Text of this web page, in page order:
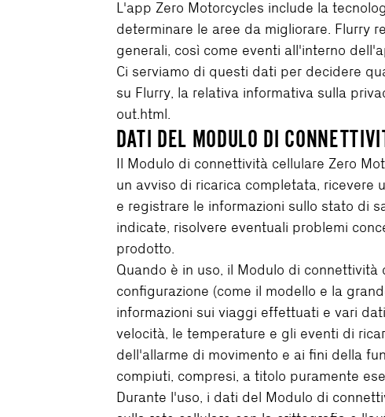
L'app Zero Motorcycles include la
determinare le aree da migliorare. Flurry
generali, così come eventi all'interno
Ci serviamo di questi dati per decidere
su Flurry, la relativa informativa sulla
out.html.
DATI DEL MODULO DI
Il Modulo di connettività cellulare Zero
un avviso di ricarica completata, ricevere
e registrare le informazioni sullo stato di
indicate, risolvere eventuali problemi
prodotto.
Quando è in uso, il Modulo di
configurazione (come il modello e la
informazioni sui viaggi effettuati e vari
velocità, le temperature e gli eventi di
dell'allarme di movimento e ai fini della
compiuti, compresi, a titolo puramente
Durante l'uso, i dati del Modulo di